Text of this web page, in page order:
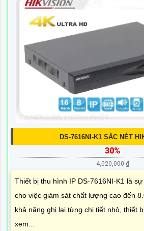
DS-7616NI-K1 SẮC NÉT
30%
4,020,000 ₫
Thiết bị thu hình IP DS-7616NI-K1 là
cho việc giám sát chất lượng cao đến
khả năng ghi lại từng chi tiết nhỏ, thiết
xem...